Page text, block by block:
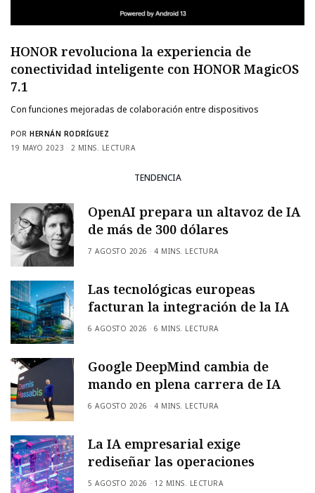
HONOR revoluciona la experiencia de
conectividad inteligente con HONOR MagicOS
7.1
Con funciones mejoradas de colaboración entre dispositivos
POR HERNÁN RODRÍGUEZ
19 MAYO 2023
2 MINS. LECTURA
TENDENCIA
OpenAI prepara un altavoz de IA
de más de 300 dólares
7 AGOSTO 2026 4 MINS. LECTURA
Las tecnológicas europeas
facturan la integración de la IA
6 AGOSTO 2026 6 MINS. LECTURA
Google DeepMind cambia de
mando en plena carrera de IA
6 AGOSTO 2026 4 MINS. LECTURA
La IA empresarial exige
rediseñar las operaciones
5 AGOSTO 2026 12 MINS. LECTURA